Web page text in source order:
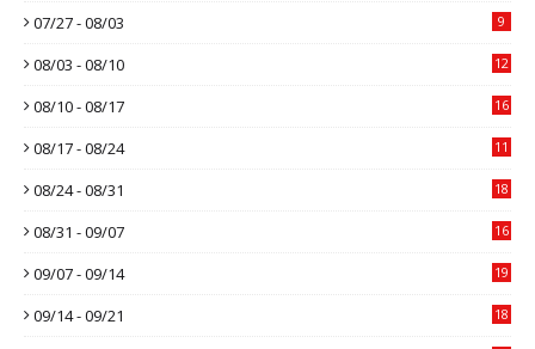
07/27 - 08/03 9
08/03 - 08/10 12
08/10 - 08/17 16
08/17 - 08/24 11
08/24 - 08/31 18
08/31 - 09/07 16
09/07 - 09/14 19
09/14 - 09/21 18